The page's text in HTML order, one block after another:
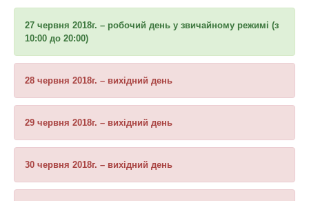
27 червня 2018г. – робочий день у звичайному режимі (з
10:00 до 20:00)
28 червня 2018г. – вихідний день
29 червня 2018г. – вихідний день
30 червня 2018г. – вихідний день